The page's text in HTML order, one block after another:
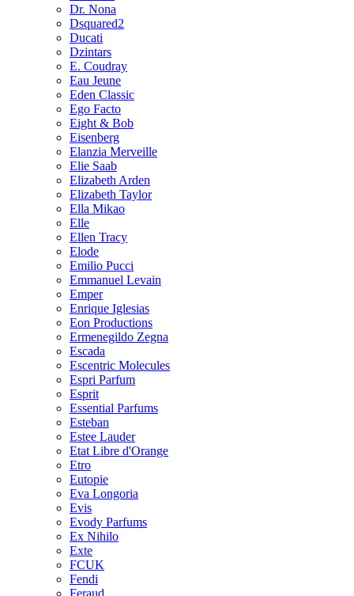
Dr. Nona
Dsquared2
Ducati
Dzintars
E. Coudray
Eau Jeune
Eden Classic
Ego Facto
Eight & Bob
Eisenberg
Elanzia Merveille
Elie Saab
Elizabeth Arden
Elizabeth Taylor
Ella Mikao
Elle
Ellen Tracy
Elode
Emilio Pucci
Emmanuel Levain
Emper
Enrique Iglesias
Eon Productions
Ermenegildo Zegna
Escada
Escentric Molecules
Espri Parfum
Esprit
Essential Parfums
Esteban
Estee Lauder
Etat Libre d'Orange
Etro
Eutopie
Eva Longoria
Evis
Evody Parfums
Ex Nihilo
Exte
FCUK
Fendi
Feraud